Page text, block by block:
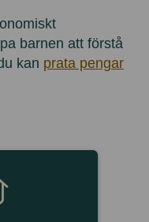
barnen att förstå
kan prata pengar